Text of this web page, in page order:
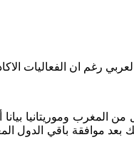
رغم ان الفعاليات
عاماً جديداً للاتحاد المغاربي، وذلك